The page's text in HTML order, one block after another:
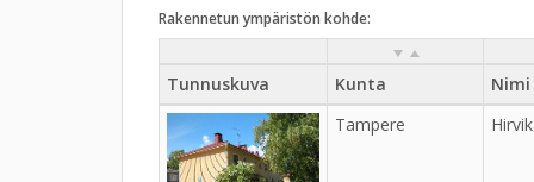
Rakennetun ympäristön kohde:
Tunnuskuva Kunta Nimi
Tampere